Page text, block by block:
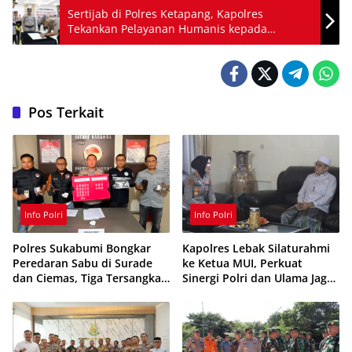
Sertijab di Polres Ketapang, Kapolres
Tekankan Pelayanan Humanis kepada
Masyarakat
Pos Terkait
Info Polri
Polres Sukabumi Bongkar
Peredaran Sabu di Surade
dan Ciemas, Tiga Tersangka
Info Polri
Kapolres Lebak Silaturahmi
ke Ketua MUI, Perkuat
Sinergi Polri dan Ulama Jaga